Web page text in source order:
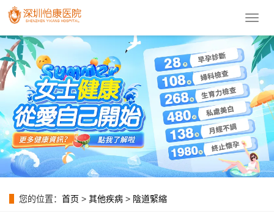
導
菜
單
您的位置： 首页 > 其他疾病 > 陰道緊縮